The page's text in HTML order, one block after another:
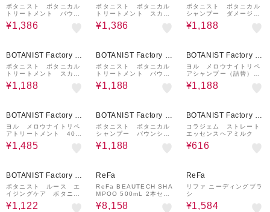
nd Habit
ボタニスト ボタニカル
トリートメント バウン
シーボリューム 460g
¥1,386
nd Habit
ボタニスト ボタニカル
トリートメント スカル
プクレンズ 460g
¥1,386
nd Habit
ボタニスト ボタニカル
シャンプー ダメージケ
ア (詰替) 400mL
¥1,188
BOTANIST Factory / a
nd Habit
ボタニスト ボタニカル
トリートメント スカル
プクレンズ (詰替) 400
g
¥1,188
BOTANIST Factory / a
nd Habit
ボタニスト ボタニカル
トリートメント バウン
シーボリューム (詰替)
400g
¥1,188
BOTANIST Factory / a
nd Habit
ヨル メロウナイトリペ
アシャンプー（詰替）
350mL
¥1,188
BOTANIST Factory / a
nd Habit
ヨル メロウナイトリペ
アトリートメント 400
g
¥1,485
BOTANIST Factory / a
nd Habit
ボタニスト ボタニカル
シャンプー バウンシー
ボリューム (詰替) 400
mL
¥1,188
BOTANIST Factory / a
nd Habit
コラジェム ストレート
エッセンスヘアミルク
¥616
BOTANIST Factory / a
nd Habit
ボタニスト ルース エ
イジングケア ボタニカ
ル地肌クレンジング＆ヘ
アオイル 80mL
¥1,122
ReFa
ReFa BEAUTECH SHA
MPOO 500mL 2本セッ
ト
¥8,158
ReFa
リファ ニーディングブラ
シ
¥1,584